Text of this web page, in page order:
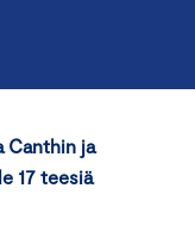
Canthin ja
17 teesiä